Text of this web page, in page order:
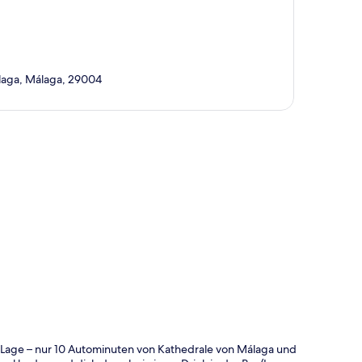
Málaga, 29004
– nur 10 Autominuten von Kathedrale von Málaga und